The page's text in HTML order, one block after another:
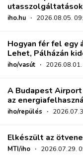
iho.hu · 2026.08.05.
Hogyan fér fel egy
Lehet, Pálházán
iho/vasút ·
A Budapest
az
iho/repülés ·
Elkészült az
MTI/iho · 2026.07.29.